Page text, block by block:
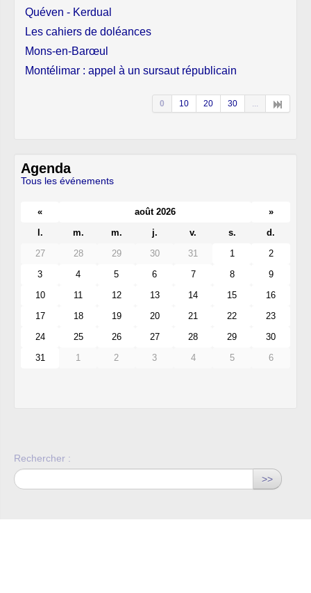
Quéven - Kerdual
Les cahiers de doléances
Mons-en-Barœul
Montélimar : appel à un sursaut républicain
0 10 20 30 ...
Agenda
Tous les événements
« août 2026
»
l.
m. m. j. v. s.
d.
27
28 29 30 31 1
2
3
4 5 6 7 8
9
10
11 12 13 14 15
16
17
18 19 20 21 22
23
24
25 26 27 28 29
30
31
1 2 3 4 5 6
Rechercher :
>>